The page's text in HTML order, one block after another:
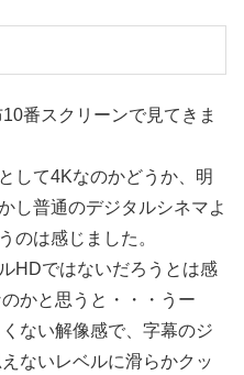
番スクリーンで見てきま
して4Kなのかどうか、明
し普通のデジタルシネマよ
のは感じました。
HDではないだろうとは感
かと思うと・・・うー
ない解像感で、字幕のジ
ないレベルに滑らかクッ